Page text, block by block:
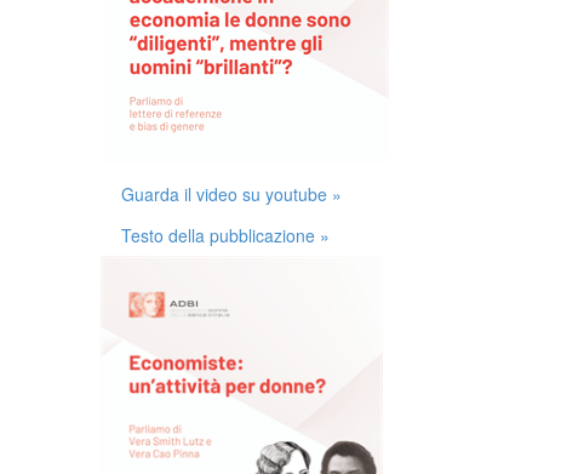
Guarda il video su youtube »
Testo della pubblicazione »